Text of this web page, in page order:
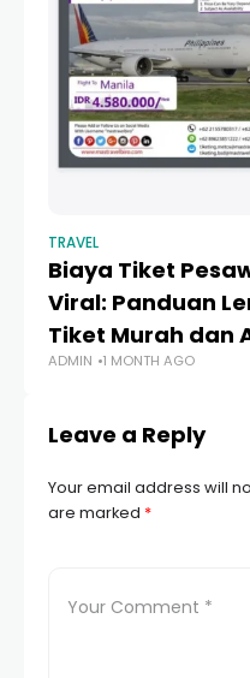
TRAVEL
Biaya Tiket
Viral: Panduan
Tiket Murah dan
ADMIN 1 MONTH AGO
Leave a Reply
Your email address will
are marked *